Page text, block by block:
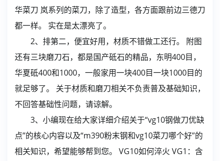
华菜刀 岚系列的菜刀，除了造型，各方面跟前边三德刀
都一样。 实在是太漂亮了。
2、排第二，便宜好用，材质不错做工还行。 附图
还有三块磨刀石，都是国产砥石的精品，东明400目，
华夏砥400和1000，一般家用一块400目一块1000目的
就足够了。 关于材质和磨刀相关不负责普及基础知识，
不回答基础性问题，请谅解。
3、小编现在给大家详细介绍关于“vg10钢做刀优缺
点”的核心内容以及“m390粉末钢和vg10菜刀哪个好”的
相关知识，希望能够帮到您。 VG10如何淬火 VG1：含